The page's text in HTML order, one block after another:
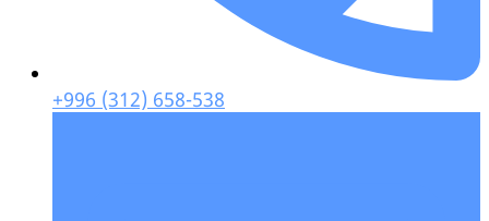
+996 (312) 658-538